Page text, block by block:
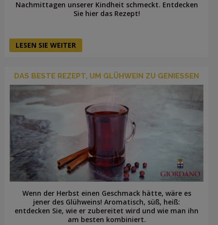
Nachmittagen unserer Kindheit schmeckt. Entdecken
Sie hier das Rezept!
LESEN SIE WEITER
DAS BESTE REZEPT, UM GLÜHWEIN ZU GENIESSEN
Wenn der Herbst einen Geschmack hätte, wäre es
jener des Glühweins! Aromatisch, süß, heiß:
entdecken Sie, wie er zubereitet wird und wie man ihn
am besten kombiniert.